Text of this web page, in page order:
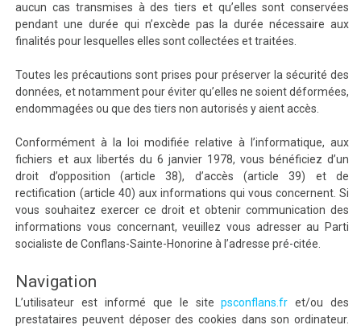
aucun cas transmises à des tiers et qu’elles sont conservées
pendant une durée qui n’excède pas la durée nécessaire aux
finalités pour lesquelles elles sont collectées et traitées.
Toutes les précautions sont prises pour préserver la sécurité des
données, et notamment pour éviter qu’elles ne soient déformées,
endommagées ou que des tiers non autorisés y aient accès.
Conformément à la loi modifiée relative à l’informatique, aux
fichiers et aux libertés du 6 janvier 1978, vous bénéficiez d’un
droit d’opposition (article 38), d’accès (article 39) et de
rectification (article 40) aux informations qui vous concernent. Si
vous souhaitez exercer ce droit et obtenir communication des
informations vous concernant, veuillez vous adresser au Parti
socialiste de Conflans-Sainte-Honorine à l’adresse pré-citée.
Navigation
L’utilisateur est informé que le sitepsconflans.fr et/ou des
prestataires peuvent déposer des cookies dans son ordinateur.